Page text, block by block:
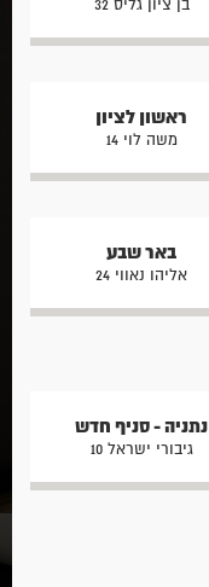
בן ציון גליס 32
ראשון לציון
משה לוי 14
באר שבע
אליהו נאווי 24
נתניה - סניף חדש
גיבורי ישראל 10